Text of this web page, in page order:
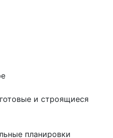
и строящиеся
планировки